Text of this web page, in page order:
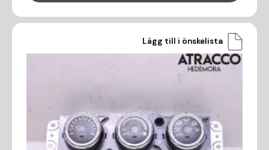
Lägg till i önskelista